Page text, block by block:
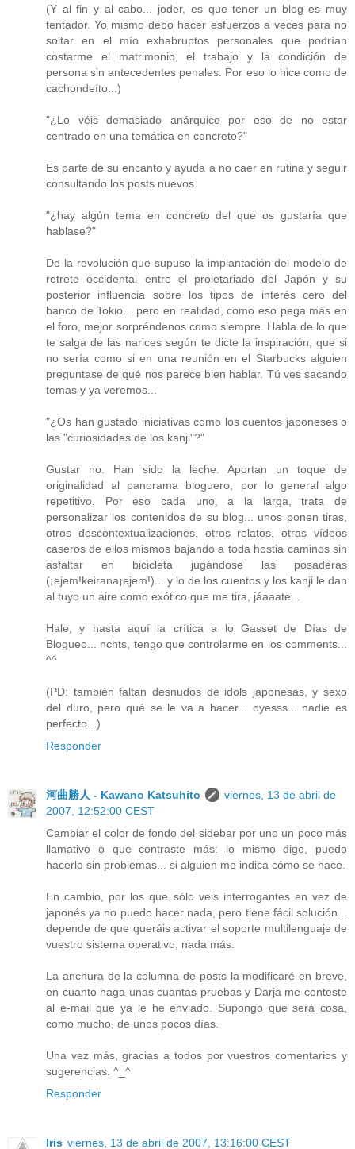
(Y al fin y al cabo... joder, es que tener un blog es muy
tentador. Yo mismo debo hacer esfuerzos a veces para no
soltar en el mío exhabruptos personales que podrían
costarme el matrimonio, el trabajo y la condición de
persona sin antecedentes penales. Por eso lo hice como de
cachondeíto...)
"¿Lo véis demasiado anárquico por eso de no estar
centrado en una temática en concreto?"
Es parte de su encanto y ayuda a no caer en rutina y seguir
consultando los posts nuevos.
"¿hay algún tema en concreto del que os gustaría que
hablase?"
De la revolución que supuso la implantación del modelo de
retrete occidental entre el proletariado del Japón y su
posterior influencia sobre los tipos de interés cero del
banco de Tokio... pero en realidad, como eso pega más en
el foro, mejor sorpréndenos como siempre. Habla de lo que
te salga de las narices según te dicte la inspiración, que si
no sería como si en una reunión en el Starbucks alguien
preguntase de qué nos parece bien hablar. Tú ves sacando
temas y ya veremos...
"¿Os han gustado iniciativas como los cuentos japoneses o
las "curiosidades de los kanji"?"
Gustar no. Han sido la leche. Aportan un toque de
originalidad al panorama bloguero, por lo general algo
repetitivo. Por eso cada uno, a la larga, trata de
personalizar los contenidos de su blog... unos ponen tiras,
otros descontextualizaciones, otros relatos, otras vídeos
caseros de ellos mismos bajando a toda hostia caminos sin
asfaltar en bicicleta jugándose las posaderas
(¡ejem!keirana¡ejem!)... y lo de los cuentos y los kanji le dan
al tuyo un aire como exótico que me tira, jáaaate...
Hale, y hasta aquí la crítica a lo Gasset de Días de
Blogueo... nchts, tengo que controlarme en los comments...
^^
(PD: también faltan desnudos de idols japonesas, y sexo
del duro, pero qué se le va a hacer... oyesss... nadie es
perfecto...)
Responder
河曲勝人 - Kawano Katsuhito
viernes, 13 de abril de
2007, 12:52:00 CEST
Cambiar el color de fondo del sidebar por uno un poco más
llamativo o que contraste más: lo mismo digo, puedo
hacerlo sin problemas... si alguien me indica cómo se hace.
En cambio, por los que sólo veis interrogantes en vez de
japonés ya no puedo hacer nada, pero tiene fácil solución...
depende de que queráis activar el soporte multilenguaje de
vuestro sistema operativo, nada más.
La anchura de la columna de posts la modificaré en breve,
en cuanto haga unas cuantas pruebas y Darja me conteste
al e-mail que ya le he enviado. Supongo que será cosa,
como mucho, de unos pocos días.
Una vez más, gracias a todos por vuestros comentarios y
sugerencias. ^_^
Responder
Iris viernes, 13 de abril de 2007, 13:16:00 CEST